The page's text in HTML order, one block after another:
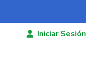
Iniciar Sesión